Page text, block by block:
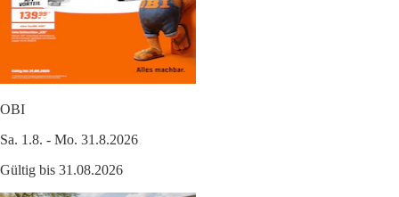
OBI
Sa. 1.8. - Mo. 31.8.2026
Gültig bis 31.08.2026